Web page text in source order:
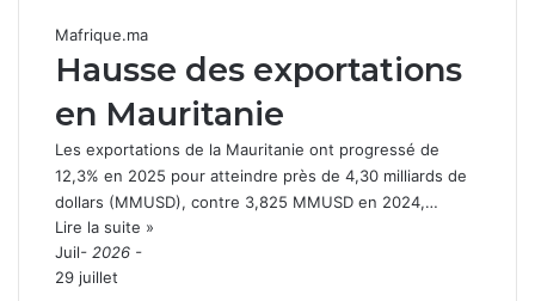
Mafrique.ma
Hausse des exportations
en Mauritanie
Les exportations de la Mauritanie ont progressé de
12,3% en 2025 pour atteindre près de 4,30 milliards de
dollars (MMUSD), contre 3,825 MMUSD en 2024,…
Lire la suite »
Juil- 2026 -
29 juillet